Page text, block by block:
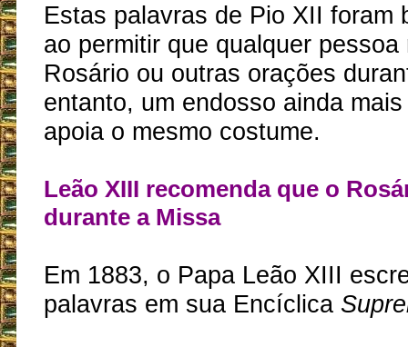
Estas palavras de Pio XII foram
ao permitir que qualquer pessoa
Rosário ou outras orações
entanto, um endosso ainda
apoia o mesmo costume.
Leão XIII recomenda que o
durante a Missa
Em 1883, o Papa Leão XIII
palavras em sua Encíclica